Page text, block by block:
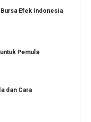
Efek Indonesia
Pemula
dan Cara